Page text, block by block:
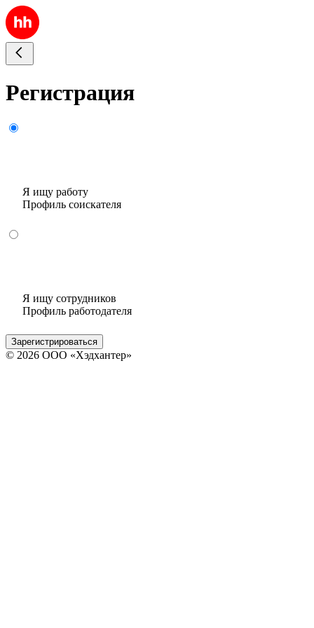
Регистрация
Я ищу работу
Профиль соискателя
Я ищу сотрудников
Профиль работодателя
Зарегистрироваться
© 2026 ООО «Хэдхантер»